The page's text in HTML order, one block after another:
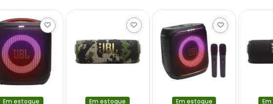
Em estoque Em estoque Em estoque